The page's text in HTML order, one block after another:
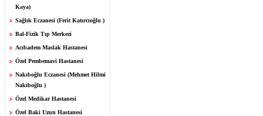
Kaya)
Sağlık Eczanesi (Ferit Katırcıoğlu )
Bal-Fizik Tıp Merkezi
Acıbadem Maslak Hastanesi
Özel Pembemavi Hastanesi
Nakıboğlu Eczanesi (Mehmet Hilmi
Nakıboğlu )
Özel Medikar Hastanesi
Özel Baki Uzun Hastanesi